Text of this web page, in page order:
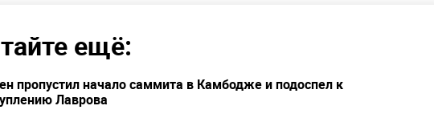
ещё:
пропустил начало саммита в Камбодже и подоспел к
Лаврова